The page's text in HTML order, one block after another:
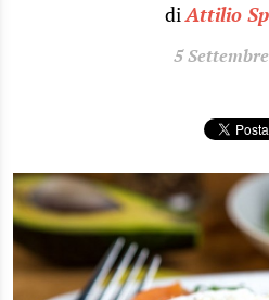
diAttilio
5